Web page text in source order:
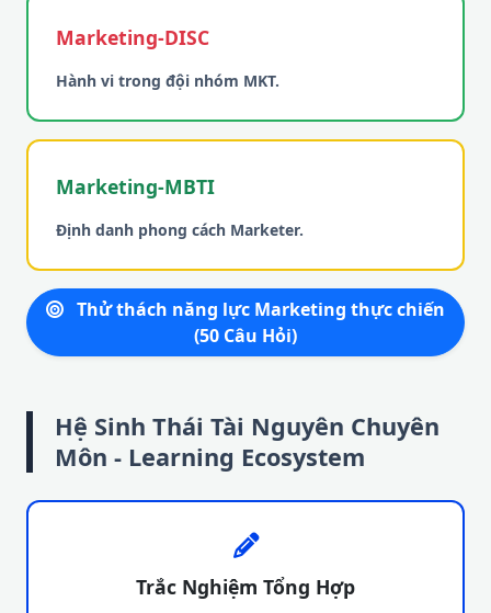
Marketing-DISC
Hành vi trong đội nhóm MKT.
Marketing-MBTI
Định danh phong cách Marketer.
Thử thách năng lực Marketing thực chiến
(50 Câu Hỏi)
Hệ Sinh Thái Tài Nguyên Chuyên
Môn - Learning Ecosystem
Trắc Nghiệm Tổng Hợp